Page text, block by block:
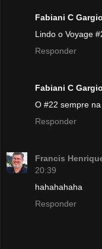
Fabiani C
Lindo o Voyage
Responder
Fabiani C
O #22 sempre
Responder
Francis
20:39
hahahahaha
Responder